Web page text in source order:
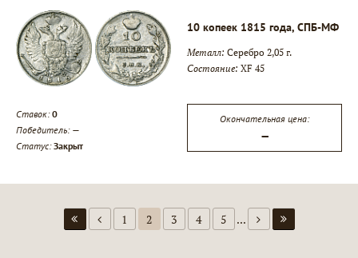
10 копеек 1815 года, СПБ-МФ
Металл: Серебро 2,05 г.
Состояние: XF 45
Ставок:0
Победитель: —
Статус:Закрыт
Окончательная цена:
—
1 2 3 4 5 ...